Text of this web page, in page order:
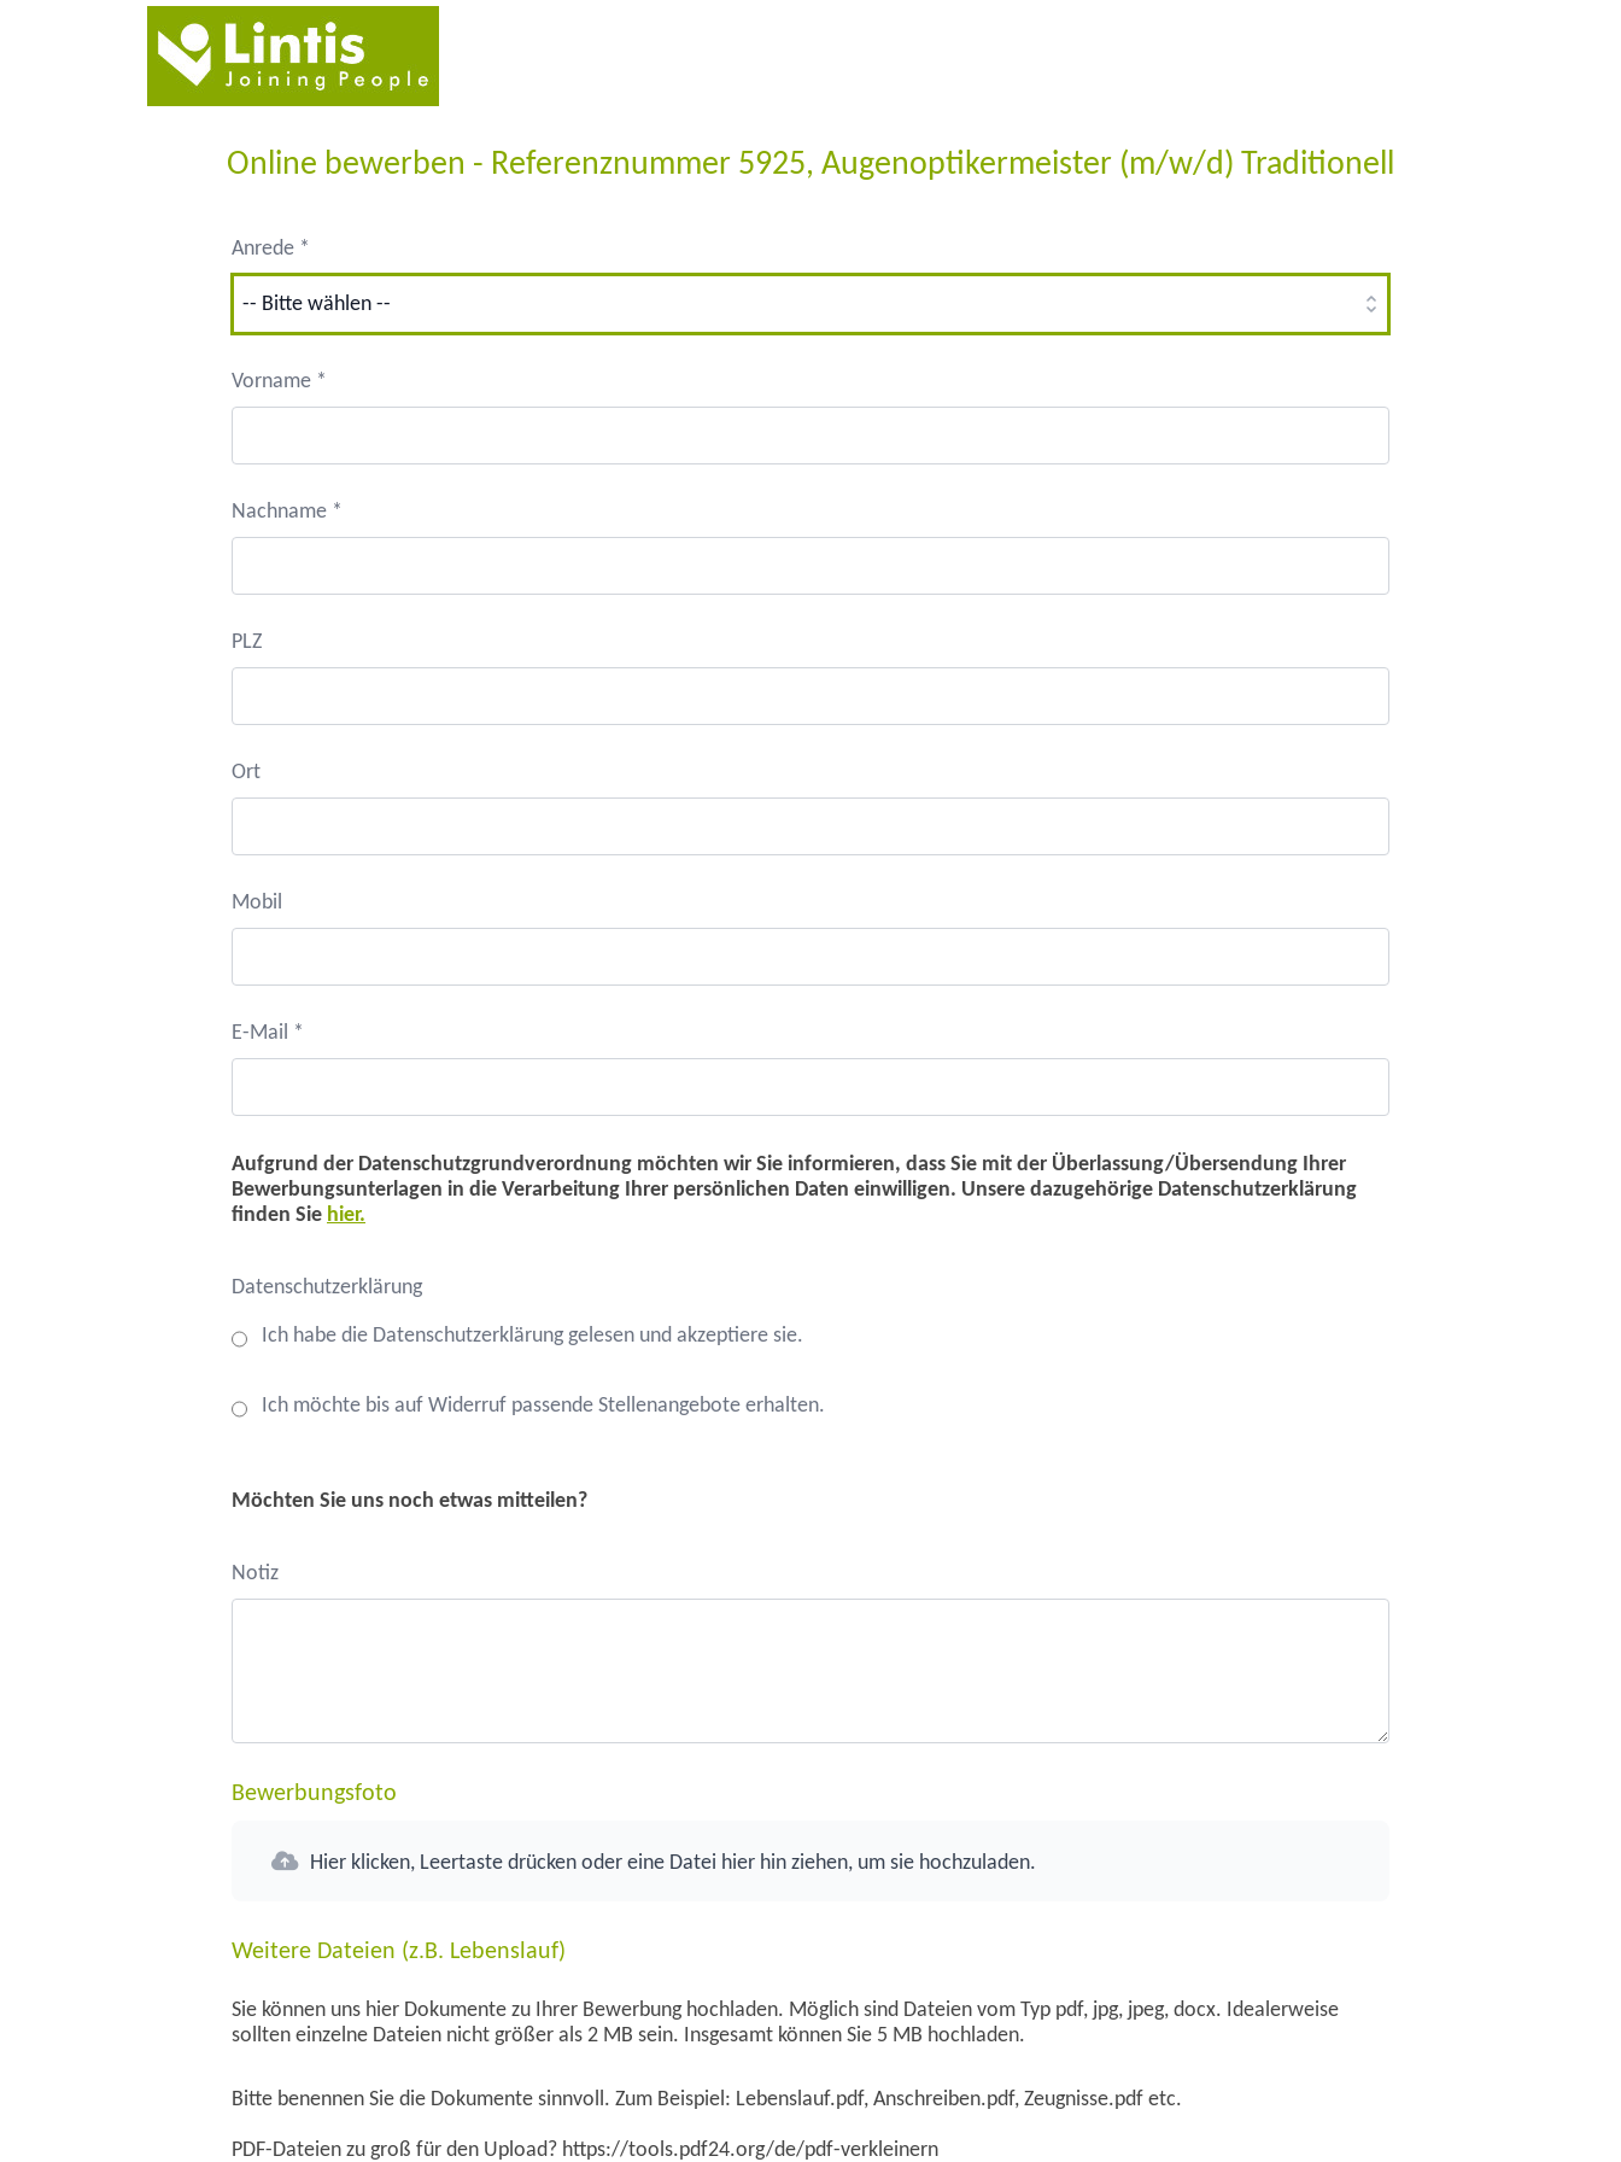
Online bewerben - Referenznummer 5925, Augenoptikermeister (m/w/d) Traditionell
Anrede *
Vorname *
Nachname *
PLZ
Ort
Mobil
E-Mail *
Aufgrund der Datenschutzgrundverordnung möchten wir Sie informieren, dass Sie mit der Überlassung/Übersendung Ihrer
Bewerbungsunterlagen in die Verarbeitung Ihrer persönlichen Daten einwilligen. Unsere dazugehörige Datenschutzerklärung
finden Sie hier.
Datenschutzerklärung
Ich habe die Datenschutzerklärung gelesen und akzeptiere sie.
Ich möchte bis auf Widerruf passende Stellenangebote erhalten.
Möchten Sie uns noch etwas mitteilen?
Notiz
Bewerbungsfoto
Hier klicken, Leertaste drücken oder eine Datei hier hin ziehen, um sie hochzuladen.
Weitere Dateien (z.B. Lebenslauf)
Sie können uns hier Dokumente zu Ihrer Bewerbung hochladen. Möglich sind Dateien vom Typ pdf, jpg, jpeg, docx. Idealerweise
sollten einzelne Dateien nicht größer als 2 MB sein. Insgesamt können Sie 5 MB hochladen.
Bitte benennen Sie die Dokumente sinnvoll. Zum Beispiel: Lebenslauf.pdf, Anschreiben.pdf, Zeugnisse.pdf etc.
PDF-Dateien zu groß für den Upload? https://tools.pdf24.org/de/pdf-verkleinern